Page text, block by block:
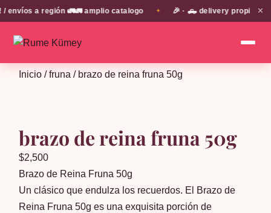
a región 🚛🚛 amplio catalogo 🎉 · 🛻 delivery propio en✕
Inicio /fruna / brazo de reina fruna 50g
brazo de reina fruna 50g
$2,500
Brazo de Reina Fruna 50g
Un clásico que endulza los recuerdos. El Brazo de
Reina Fruna 50g es una exquisita porción de